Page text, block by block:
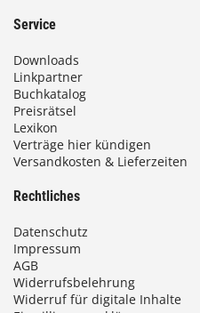
Service
Downloads
Linkpartner
Buchkatalog
Preisrätsel
Lexikon
Verträge hier kündigen
Versandkosten & Lieferzeiten
Rechtliches
Datenschutz
Impressum
AGB
Widerrufsbelehrung
Widerruf für digitale Inhalte